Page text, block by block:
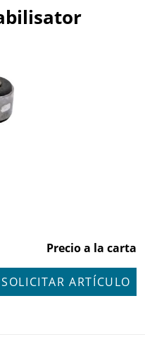
Precio a la carta
SOLICITAR ARTÍCULO